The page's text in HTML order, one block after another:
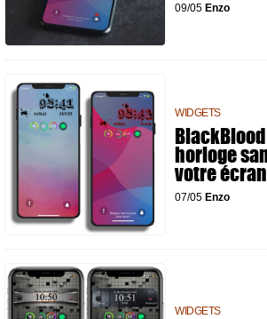
09/05 Enzo
WIDGETS
horloge
votre
07/05 Enzo
WIDGETS